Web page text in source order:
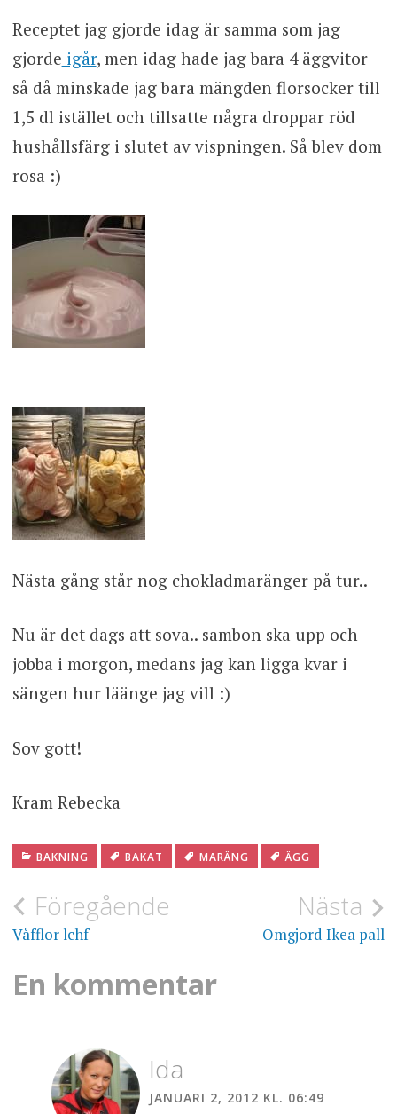
Receptet jag gjorde idag är samma som jag
gjorde igår, men idag hade jag bara 4 äggvitor
så då minskade jag bara mängden florsocker till
1,5 dl istället och tillsatte några droppar röd
hushållsfärg i slutet av vispningen. Så blev dom
rosa :)
Nästa gång står nog chokladmaränger på tur..
Nu är det dags att sova.. sambon ska upp och
jobba i morgon, medans jag kan ligga kvar i
sängen hur läänge jag vill :)
Sov gott!
Kram Rebecka
BAKNING BAKAT MARÄNG ÄGG
Inläggsnavigering
Föregående
Våfflor lchf
Nästa
Omgjord Ikea pall
En kommentar
Ida
JANUARI 2, 2012 KL. 06:49